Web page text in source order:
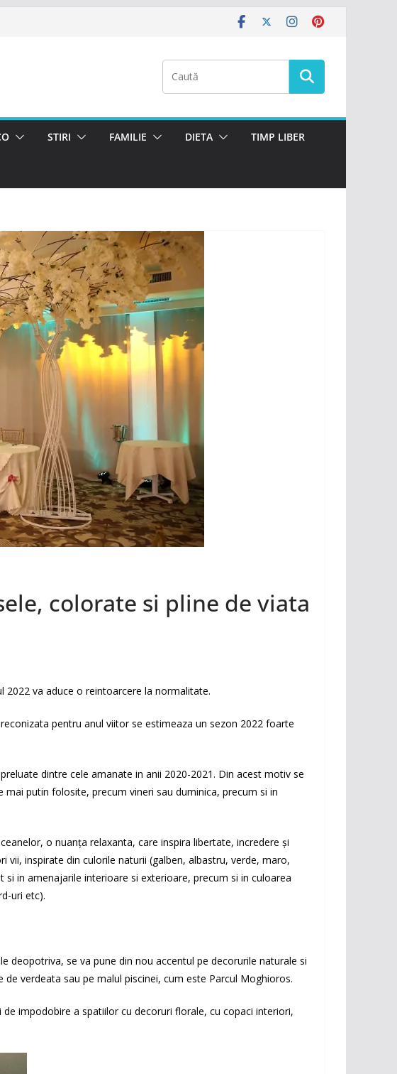
STIRI FAMILIE DIETA TIMP LIBER
colorate si pline de viata
2022 va aduce o reintoarcere la normalitate.
pentru anul viitor se estimeaza un sezon 2022 foarte
dintre cele amanate in anii 2020-2021. Din acest motiv se
putin folosite, precum vineri sau duminica, precum si in
o nuanţa relaxanta, care inspira libertate, incredere şi
inspirate din culorile naturii (galben, albastru, verde, maro,
in amenajarile interioare si exterioare, precum si in culoarea
uri etc).
se va pune din nou accentul pe decorurile naturale si
verdeata sau pe malul piscinei, cum este Parcul Moghioros.
impodobire a spatiilor cu decoruri florale, cu copaci interiori,